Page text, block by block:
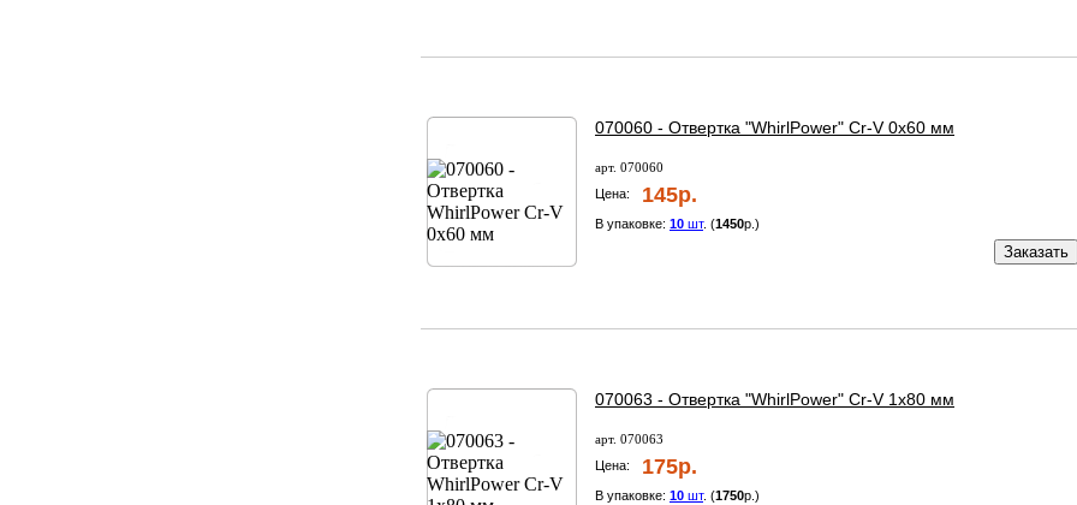
070060 - Отвертка "WhirlPower" Cr-V 0х60 мм
арт. 070060
Цена:
145р.
В упаковке: 10 шт. (1450р.)
Заказать
070063 - Отвертка "WhirlPower" Cr-V 1х80 мм
арт. 070063
Цена:
175р.
В упаковке: 10 шт. (1750р.)